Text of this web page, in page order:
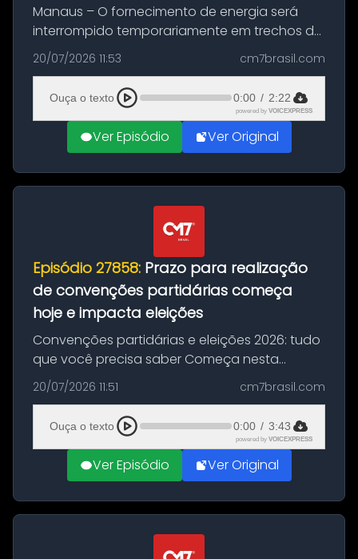
Manaus – O fornecimento de energia será
interrompido temporariamente em trechos de
sete bairros de Manaus nesta terça-feira (21).
A suspensão programada ocorrerá para a
execução de serviços de manuten...
20/07/2026 11:53 cm7brasil.com
Ouça o texto 0:00 / 2:22
powered by VOICEXPRESS
Ver Episódio Ver Original
Episódio 27858: Prazo para realização
de convenções partidárias começa
hoje e impacta eleições
Convenções partidárias e eleições 2026: tudo
que você precisa saber Começa nesta
segunda-feira e vai até 5 de agosto o prazo
para que partidos políticos e federações
partidárias realizem suas convençõ...
20/07/2026 11:51 cm7brasil.com
Ouça o texto 0:00 / 3:43
powered by VOICEXPRESS
Ver Episódio Ver Original